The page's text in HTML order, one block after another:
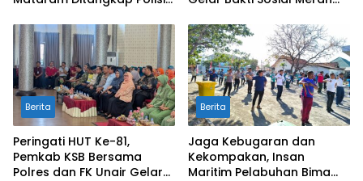
Hidayatullah
Berita
Peringati HUT Ke-81,
Pemkab KSB Bersama
Polres dan FK Unair Gelar
Berita
Jaga Kebugaran dan
Kekompakan, Insan
Maritim Pelabuhan Bima